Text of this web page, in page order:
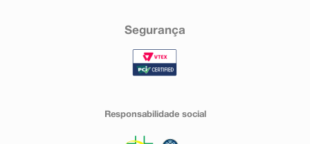
Segurança
Responsabilidade social